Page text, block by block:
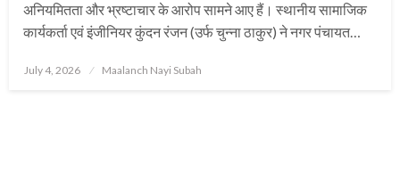
अनियमितता और भ्रष्टाचार के आरोप सामने आए हैं। स्थानीय सामाजिक
कार्यकर्ता एवं इंजीनियर कुंदन रंजन (उर्फ चुन्ना ठाकुर) ने नगर पंचायत…
Posted
July 4, 2026 Maalanch Nayi Subah